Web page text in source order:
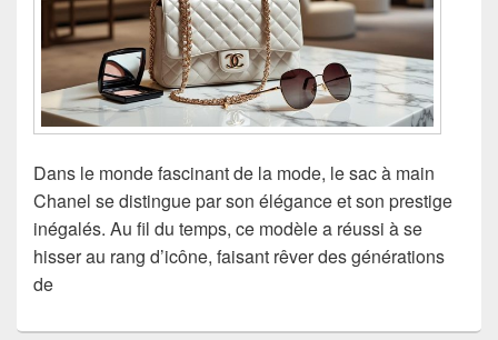
Dans le monde fascinant de la mode, le sac à main
Chanel se distingue par son élégance et son prestige
inégalés. Au fil du temps, ce modèle a réussi à se
hisser au rang d’icône, faisant rêver des générations
de